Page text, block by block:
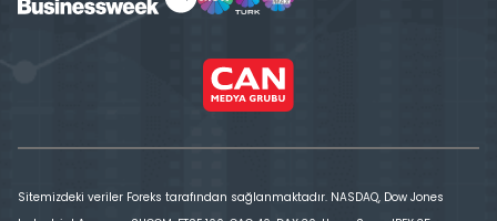
Sitemizdeki veriler Foreks tarafından sağlanmaktadır. NASDAQ, Dow Jones